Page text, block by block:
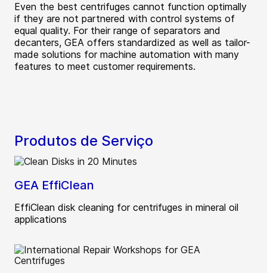
Even the best centrifuges cannot function optimally
if they are not partnered with control systems of
equal quality. For their range of separators and
decanters, GEA offers standardized as well as tailor-
made solutions for machine automation with many
features to meet customer requirements.
Produtos de Serviço
GEA EffiClean
EffiClean disk cleaning for centrifuges in mineral oil
applications